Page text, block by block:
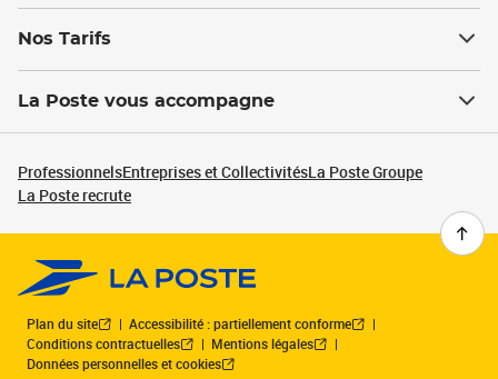
Nos Tarifs
La Poste vous accompagne
ProfessionnelsEntreprises et CollectivitésLa Poste Groupe
La Poste recrute
Plan du site
Accessibilité : partiellement conforme
Conditions contractuelles
Mentions légales
Données personnelles et cookies